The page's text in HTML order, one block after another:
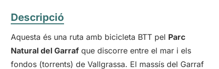
Descripció
Aquesta és una ruta amb bicicleta BTT pel Parc
Natural del Garraf que discorre entre el mar i els
fondos (torrents) de Vallgrassa. El massís del Garraf